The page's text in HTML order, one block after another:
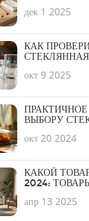
дек 1 2025
КАК
окт 9 2025
ВЫБОРУ
окт 20 2024
КАКОЙ
2024:
апр 13 2025